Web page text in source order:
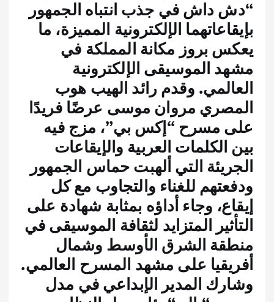
“دش داش في جذب انتباه الجمهور
بإيقاعاتهما الإلكترونية المميزة، ما
يعكس بروز مكانة المملكة في
مشهد الموسيقى الإلكترونية
العالمي. وقدم رائد الهيب هوب
المصري مروان موسى عرضًا فريدًا
على مسرح “إكس بي”، مزج فيه
بين الكلمات العربية والإيقاعات
الجريئة التي ألهبت حماس الجمهور
ودفعتهم للغناء والتجاوب مع كل
إيقاع، وجاء أداؤه بمثابة شهادة على
التأثير المتزايد لثقافة الموسيقى في
منطقة الشرق الأوسط وشمال
أفريقيا على مشهد المسرح العالمي.
وشارك المدير الإبداعي في مدل